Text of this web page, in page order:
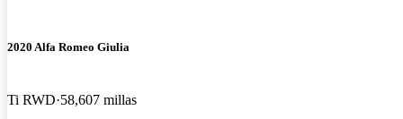
2020 Alfa Romeo Giulia
Ti RWD 58,607 millas